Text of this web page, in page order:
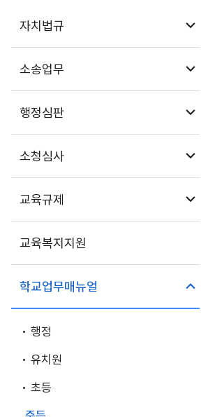
자치법규
하위메뉴 열기
소송업무
하위메뉴 열기
행정심판
하위메뉴 열기
소청심사
하위메뉴 열기
교육규제
하위메뉴 열기
교육복지지원
학교업무매뉴얼
하위메뉴 닫기
행정
유치원
초등